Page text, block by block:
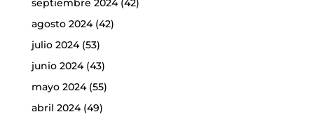
septiembre 2024(42)
agosto 2024(42)
julio 2024(53)
junio 2024(43)
mayo 2024(55)
abril 2024(49)